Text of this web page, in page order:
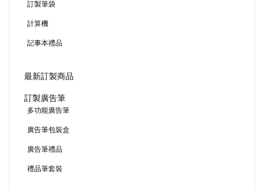
訂製筆袋
計算機
記事本禮品
最新訂製商品
訂製廣告筆
多功能廣告筆
廣告筆包裝盒
廣告筆禮品
禮品筆套裝